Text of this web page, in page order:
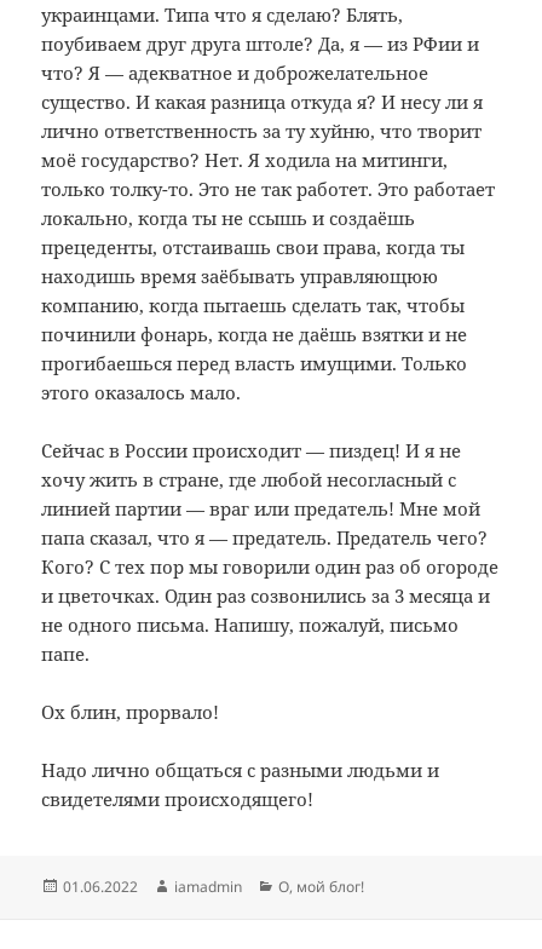
украинцами. Типа что я сделаю? Блять,
поубиваем друг друга штоле? Да, я — из РФии и
что? Я — адекватное и доброжелательное
существо. И какая разница откуда я? И несу ли я
лично ответственность за ту хуйню, что творит
моё государство? Нет. Я ходила на митинги,
только толку-то. Это не так работет. Это работает
локально, когда ты не ссышь и создаёшь
прецеденты, отстаивашь свои права, когда ты
находишь время заёбывать управляющюю
компанию, когда пытаешь сделать так, чтобы
починили фонарь, когда не даёшь взятки и не
прогибаешься перед власть имущими. Только
этого оказалось мало.
Сейчас в России происходит — пиздец! И я не
хочу жить в стране, где любой несогласный с
линией партии — враг или предатель! Мне мой
папа сказал, что я — предатель. Предатель чего?
Кого? С тех пор мы говорили один раз об огороде
и цветочках. Один раз созвонились за 3 месяца и
не одного письма. Напишу, пожалуй, письмо
папе.
Ох блин, прорвало!
Надо лично общаться с разными людьми и
свидетелями происходящего!
Опубликовано
01.06.2022 Автор
iamadmin Рубрики
О, мой блог!